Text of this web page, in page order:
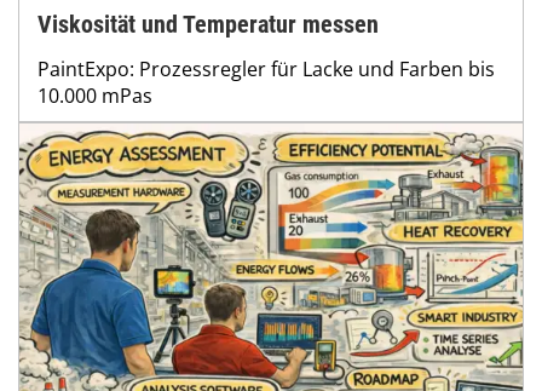
Viskosität und Temperatur messen
PaintExpo: Prozessregler für Lacke und Farben bis
10.000 mPas